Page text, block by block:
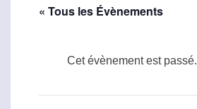
« Tous les Évènements
Cet évènement est passé.